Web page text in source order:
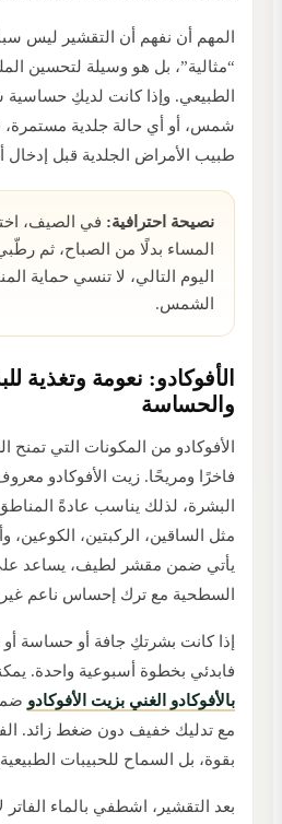
المهم أن نفهم أن التقشير ليس
“مثالية”، بل هو وسيلة لتحسين
الطبيعي. وإذا كانت لديكِ حساسية
شمس، أو أي حالة جلدية مستمرة،
طبيب الأمراض الجلدية قبل إدخال
نصيحة احترافية: في الصيف،
المساء بدلًا من الصباح، ثم
اليوم التالي، لا تنسي حماية
الشمس.
الأفوكادو: نعومة وتغذية
والحساسة
الأفوكادو من المكونات التي تمنح
فاخرًا ومريحًا. زيت الأفوكادو
البشرة، لذلك يناسب عادةً
مثل الساقين، الركبتين، الكوعين،
يأتي ضمن مقشر لطيف، يساعد على
السطحية مع ترك إحساس ناعم
إذا كانت بشرتكِ جافة أو حساسة أو
فابدئي بخطوة أسبوعية واحدة.
بالأفوكادو الغني بزيت الأفوكادو
مع تدليك خفيف دون ضغط زائد.
بقوة، بل السماح للحبيبات
بعد التقشير، اشطفي بالماء